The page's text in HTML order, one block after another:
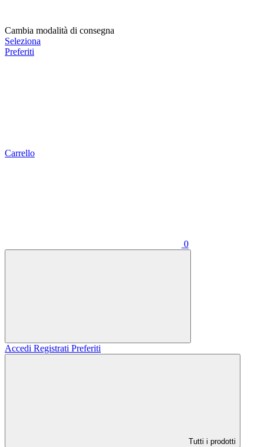
Cambia modalità di consegna
Seleziona
Preferiti
Carrello
0
Accedi Registrati Preferiti
Tutti i prodotti